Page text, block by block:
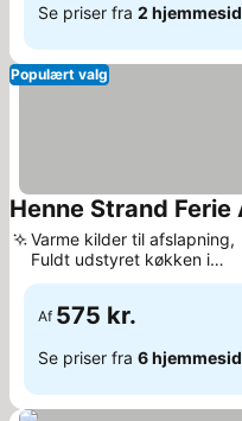
Se priser fra 2
Populært valg
Henne Strand
Varme kilder til afslapning,
Fuldt udstyret køkken i
lejligheder
Af 575 kr.
Se priser fra 6